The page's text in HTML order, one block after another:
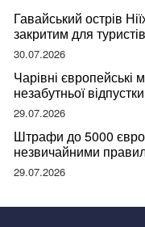
Гавайський острів
закритим для
відвідувачів
30.07.2026
Чарівні європейські
незабутньої відпустки
29.07.2026
Штрафи до 5000
незвичайними
правдою
29.07.2026